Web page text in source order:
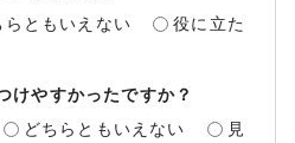
らともいえない
役に立た
けやすかったですか？
どちらともいえない
見